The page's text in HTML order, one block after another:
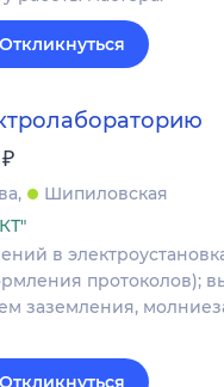
Откликнуться
₽
Шипиловская
в
протоколов);
заземления,
Откликнуться